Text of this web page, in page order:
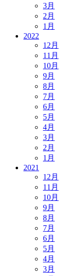
3月
2月
1月
2022
12月
11月
10月
9月
8月
7月
6月
5月
4月
3月
2月
1月
2021
12月
11月
10月
9月
8月
7月
6月
5月
4月
3月